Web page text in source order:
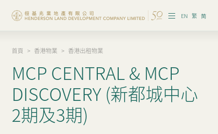
EN 繁 简
集團概覽
投資者資訊
香港物業
內地物業
首頁 > 香港物業 > 香港出租物業
MCP CENTRAL & MCP
DISCOVERY (新都城中心
2期及3期)